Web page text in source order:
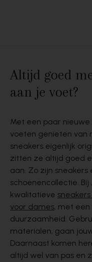
Altijd goed
aan je voet?
Met een paar nieuwe
voeten genieten van
sneakers eigenlijk
zitten ze altijd goed
aan. Zo zijn
schoenencollectie. Bij
kwalitatieve
voor dames, met
duurzaamheid.
materialen, gaan
Daarnaast komen
altijd wel van pas en